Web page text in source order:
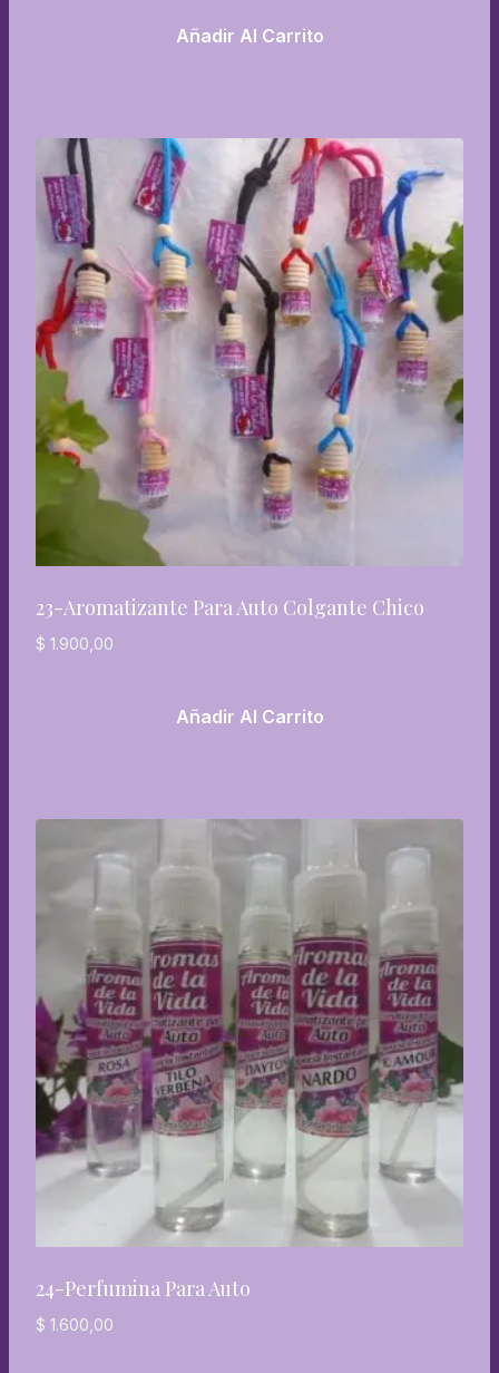
Añadir Al Carrito
23-Aromatizante Para Auto Colgante Chico
$ 1.900,00
Añadir Al Carrito
24-Perfumina Para Auto
$ 1.600,00